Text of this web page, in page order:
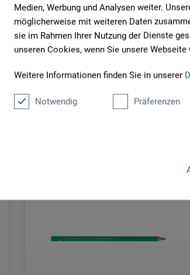
Medien, Werbung und Analysen weiter.
möglicherweise mit weiteren Daten
sie im Rahmen Ihrer Nutzung der Dienste
unseren Cookies, wenn Sie unsere Webseite
Weitere Informationen finden Sie in unserer
Notwendig Präferenzen
Kunder